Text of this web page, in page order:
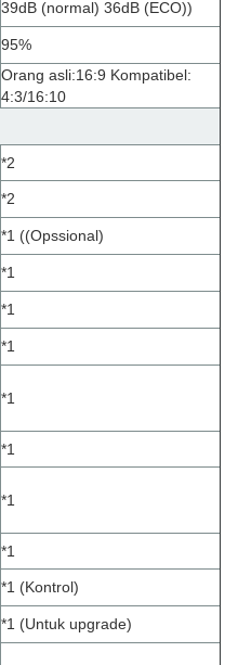
39dB (normal) 36dB (ECO))
95%
Orang asli:16:9 Kompatibel:
4:3/16:10
*2
*2
*1 ((Opssional)
*1
*1
*1
*1
*1
*1
*1
*1 (Kontrol)
*1 (Untuk upgrade)